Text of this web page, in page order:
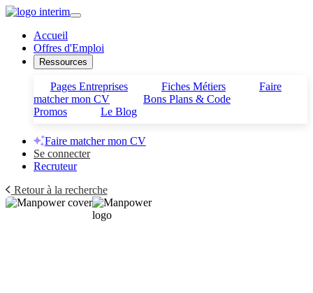
Accueil
Offres d'Emploi
Ressources
Pages Entreprises Fiches Métiers
Faire
matcher mon CV
Bons Plans & Code
Promos
Le Blog
Faire matcher mon CV
Se connecter
Recruteur
Retour à la recherche